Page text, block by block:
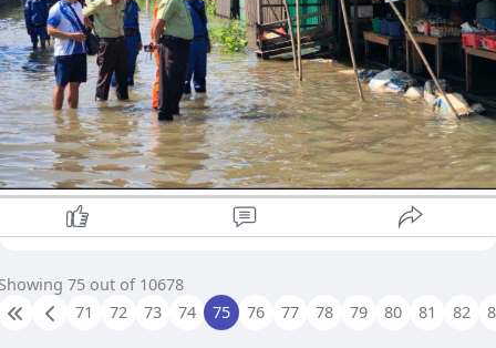
75 out of 10678
71
72 73 74 75 76 77 78 79 80 81 82